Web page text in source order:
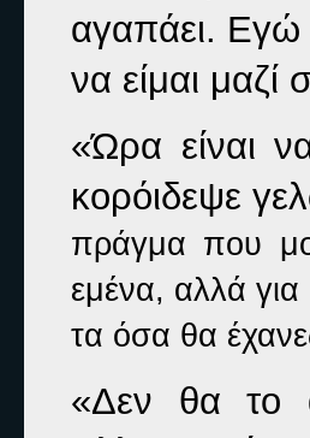
αγαπάει.
να είμαι μαζί
«Ώρα είναι
κορόιδεψε
πράγμα που
εμένα, αλλά για
τα όσα θα
«Δεν θα το